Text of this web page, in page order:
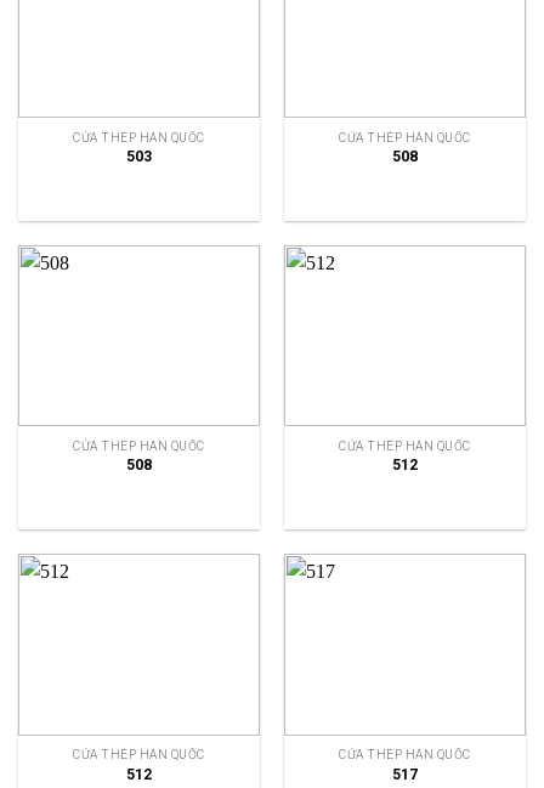
CỬA THÉP HÀN QUỐC
503
CỬA THÉP HÀN QUỐC
508
CỬA THÉP HÀN QUỐC
508
CỬA THÉP HÀN QUỐC
512
CỬA THÉP HÀN QUỐC
512
CỬA THÉP HÀN QUỐC
517